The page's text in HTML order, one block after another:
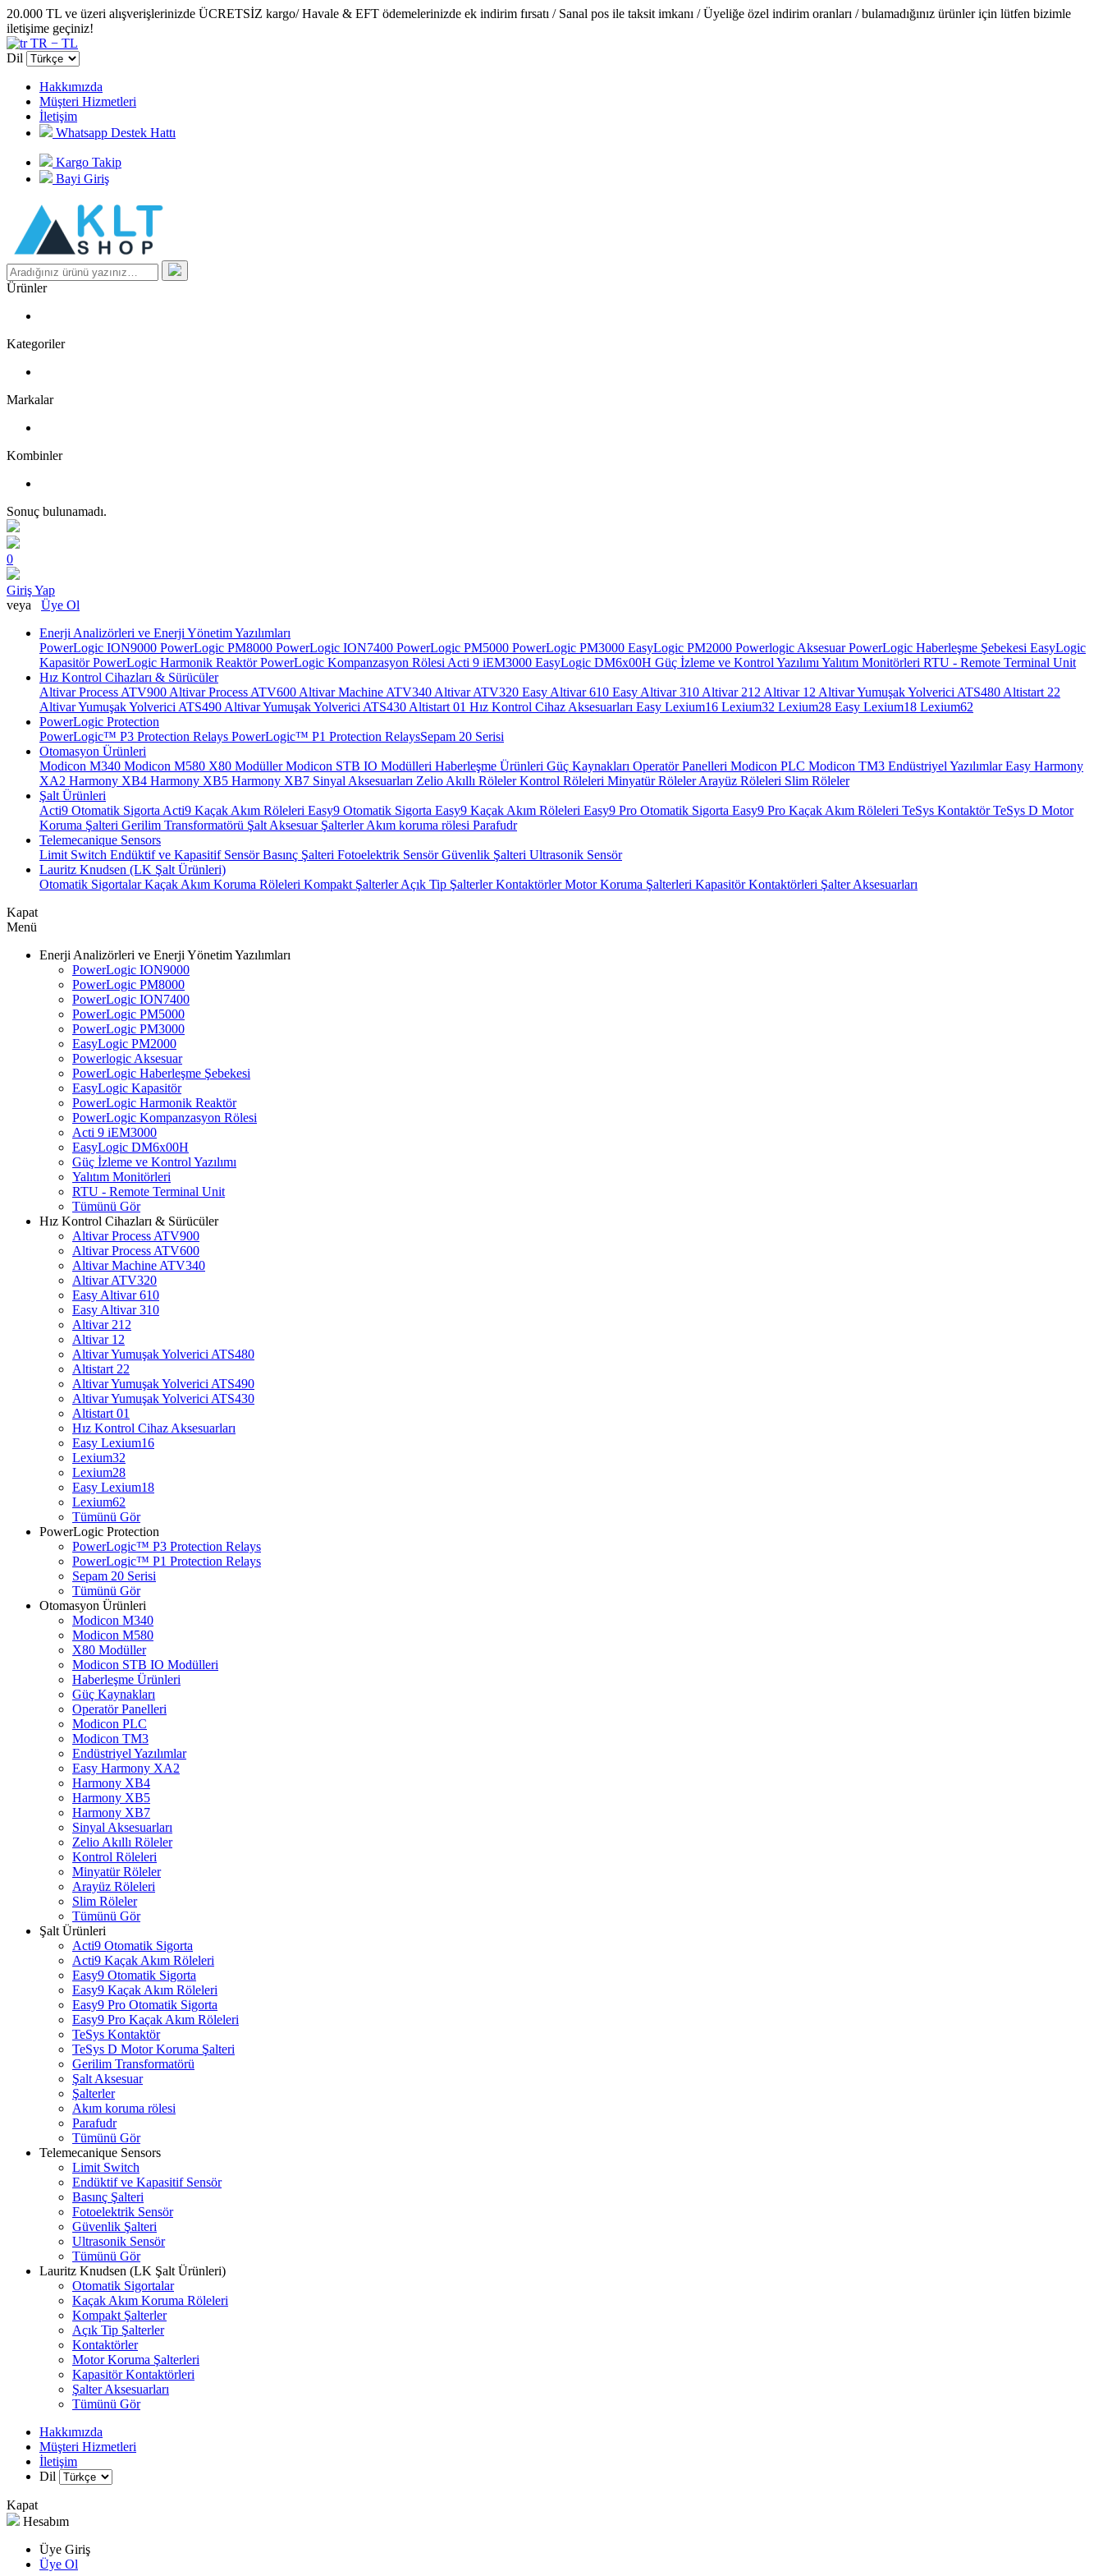
20.000 TL ve üzeri alışverişlerinizde ÜCRETSİZ kargo/ Havale & EFT ödemelerinizde ek indirim fırsatı / Sanal pos ile taksit imkanı / Üyeliğe özel indirim oranları / bulamadığınız ürünler için lütfen bizimle
iletişime geçiniz!
TR − TL
Dil
Hakkımızda
Müşteri Hizmetleri
İletişim
Whatsapp Destek Hattı
Kargo Takip
Bayi Giriş
Ürünler
Kategoriler
Markalar
Kombinler
Sonuç bulunamadı.
0
Giriş Yap
veya Üye Ol
Enerji Analizörleri ve Enerji Yönetim Yazılımları
PowerLogic ION9000 PowerLogic PM8000 PowerLogic ION7400 PowerLogic PM5000 PowerLogic PM3000 EasyLogic PM2000 Powerlogic AksesuarPowerLogic Haberleşme Şebekesi EasyLogic
KapasitörPowerLogic Harmonik ReaktörPowerLogic Kompanzasyon Rölesi Acti 9 iEM3000 EasyLogic DM6x00H Güç İzleme ve Kontrol Yazılımı Yalıtım Monitörleri RTU - Remote Terminal Unit
Hız Kontrol Cihazları & Sürücüler
Altivar Process ATV900 Altivar Process ATV600 Altivar Machine ATV340 Altivar ATV320 Easy Altivar 610 Easy Altivar 310 Altivar 212 Altivar 12 Altivar Yumuşak Yolverici ATS480 Altistart 22
Altivar Yumuşak Yolverici ATS490 Altivar Yumuşak Yolverici ATS430 Altistart 01 Hız Kontrol Cihaz Aksesuarları Easy Lexium16 Lexium32 Lexium28 Easy Lexium18 Lexium62
PowerLogic Protection
PowerLogic™ P3 Protection Relays PowerLogic™ P1 Protection Relays​Sepam 20 Serisi
Otomasyon Ürünleri
Modicon M340 Modicon M580 X80 ModüllerModicon STB IO Modülleri Haberleşme Ürünleri Güç Kaynakları Operatör Panelleri Modicon PLC Modicon TM3 Endüstriyel YazılımlarEasy Harmony
XA2 Harmony XB4 Harmony XB5 Harmony XB7 Sinyal Aksesuarları Zelio Akıllı RölelerKontrol Röleleri Minyatür RölelerArayüz Röleleri Slim Röleler
Şalt Ürünleri
Acti9 Otomatik Sigorta Acti9 Kaçak Akım Röleleri Easy9 Otomatik Sigorta Easy9 Kaçak Akım Röleleri Easy9 Pro Otomatik Sigorta Easy9 Pro Kaçak Akım Röleleri TeSys KontaktörTeSys D Motor
Koruma Şalteri Gerilim Transformatörü Şalt Aksesuar ŞalterlerAkım koruma rölesi Parafudr
Telemecanique Sensors
Limit Switch Endüktif ve Kapasitif SensörBasınç Şalteri Fotoelektrik SensörGüvenlik Şalteri Ultrasonik Sensör
Lauritz Knudsen (LK Şalt Ürünleri)
Otomatik SigortalarKaçak Akım Koruma Röleleri Kompakt ŞalterlerAçık Tip ŞalterlerKontaktörlerMotor Koruma Şalterleri Kapasitör Kontaktörleri Şalter Aksesuarları
Kapat
Menü
Enerji Analizörleri ve Enerji Yönetim Yazılımları
PowerLogic ION9000
PowerLogic PM8000
PowerLogic ION7400
PowerLogic PM5000
PowerLogic PM3000
EasyLogic PM2000
Powerlogic Aksesuar
PowerLogic Haberleşme Şebekesi
EasyLogic Kapasitör
PowerLogic Harmonik Reaktör
PowerLogic Kompanzasyon Rölesi
Acti 9 iEM3000
EasyLogic DM6x00H
Güç İzleme ve Kontrol Yazılımı
Yalıtım Monitörleri
RTU - Remote Terminal Unit
Tümünü Gör
Hız Kontrol Cihazları & Sürücüler
Altivar Process ATV900
Altivar Process ATV600
Altivar Machine ATV340
Altivar ATV320
Easy Altivar 610
Easy Altivar 310
Altivar 212
Altivar 12
Altivar Yumuşak Yolverici ATS480
Altistart 22
Altivar Yumuşak Yolverici ATS490
Altivar Yumuşak Yolverici ATS430
Altistart 01
Hız Kontrol Cihaz Aksesuarları
Easy Lexium16
Lexium32
Lexium28
Easy Lexium18
Lexium62
Tümünü Gör
PowerLogic Protection
PowerLogic™ P3 Protection Relays
PowerLogic™ P1 Protection Relays​
Sepam 20 Serisi
Tümünü Gör
Otomasyon Ürünleri
Modicon M340
Modicon M580
X80 Modüller
Modicon STB IO Modülleri
Haberleşme Ürünleri
Güç Kaynakları
Operatör Panelleri
Modicon PLC
Modicon TM3
Endüstriyel Yazılımlar
Easy Harmony XA2
Harmony XB4
Harmony XB5
Harmony XB7
Sinyal Aksesuarları
Zelio Akıllı Röleler
Kontrol Röleleri
Minyatür Röleler
Arayüz Röleleri
Slim Röleler
Tümünü Gör
Şalt Ürünleri
Acti9 Otomatik Sigorta
Acti9 Kaçak Akım Röleleri
Easy9 Otomatik Sigorta
Easy9 Kaçak Akım Röleleri
Easy9 Pro Otomatik Sigorta
Easy9 Pro Kaçak Akım Röleleri
TeSys Kontaktör
TeSys D Motor Koruma Şalteri
Gerilim Transformatörü
Şalt Aksesuar
Şalterler
Akım koruma rölesi
Parafudr
Tümünü Gör
Telemecanique Sensors
Limit Switch
Endüktif ve Kapasitif Sensör
Basınç Şalteri
Fotoelektrik Sensör
Güvenlik Şalteri
Ultrasonik Sensör
Tümünü Gör
Lauritz Knudsen (LK Şalt Ürünleri)
Otomatik Sigortalar
Kaçak Akım Koruma Röleleri
Kompakt Şalterler
Açık Tip Şalterler
Kontaktörler
Motor Koruma Şalterleri
Kapasitör Kontaktörleri
Şalter Aksesuarları
Tümünü Gör
Hakkımızda
Müşteri Hizmetleri
İletişim
Dil
Kapat
Hesabım
Üye Giriş
Üye Ol